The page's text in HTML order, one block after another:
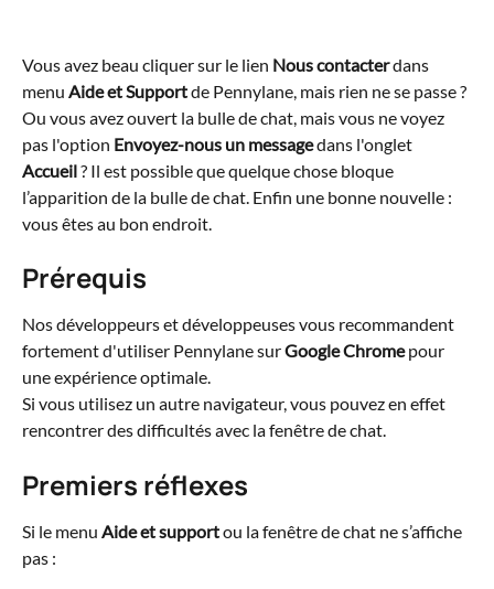
Vous avez beau cliquer sur le lien Nous contacter dans
menu Aide et Support de Pennylane, mais rien ne se passe ?
Ou vous avez ouvert la bulle de chat, mais vous ne voyez
pas l'option Envoyez-nous un message dans l'onglet
Accueil ? Il est possible que quelque chose bloque
l’apparition de la bulle de chat. Enfin une bonne nouvelle :
vous êtes au bon endroit.
Prérequis
Nos développeurs et développeuses vous recommandent
fortement d'utiliser Pennylane sur Google Chrome pour
une expérience optimale.
Si vous utilisez un autre navigateur, vous pouvez en effet
rencontrer des difficultés avec la fenêtre de chat.
Premiers réflexes
Si le menu Aide et support ou la fenêtre de chat ne s’affiche
pas :